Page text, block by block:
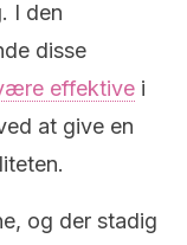
. I den
disse
effektive i
at give en
og der stadig